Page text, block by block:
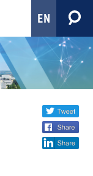
EN
Share
social